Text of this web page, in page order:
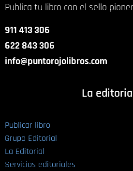
Publica tu libro con el sello
911 413 306
622 843 306
info@puntorojolibros.com
La
Publicar libro
Grupo Editorial
La Editorial
Servicios editoriales